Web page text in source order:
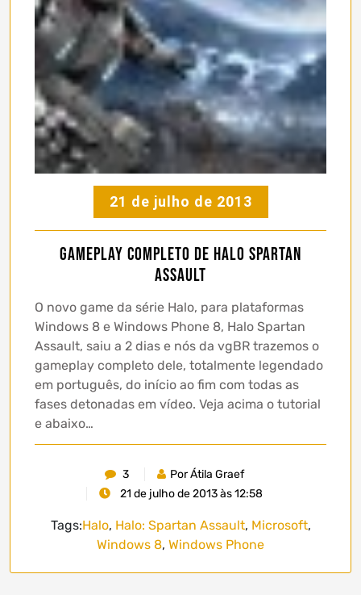
21 de julho de 2013
Gameplay completo de Halo Spartan
Assault
O novo game da série Halo, para plataformas
Windows 8 e Windows Phone 8, Halo Spartan
Assault, saiu a 2 dias e nós da vgBR trazemos o
gameplay completo dele, totalmente legendado
em português, do início ao fim com todas as
fases detonadas em vídeo. Veja acima o tutorial
e abaixo…
3
Por Átila Graef
21 de julho de 2013 às 12:58
Tags:Halo, Halo: Spartan Assault, Microsoft,
Windows 8, Windows Phone